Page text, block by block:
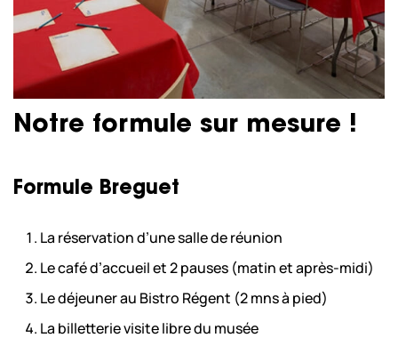
Notre formule sur mesure !
Formule Breguet
La réservation d’une salle de réunion
Le café d’accueil et 2 pauses (matin et après-midi)
Le déjeuner au Bistro Régent (2 mns à pied)
La billetterie visite libre du musée